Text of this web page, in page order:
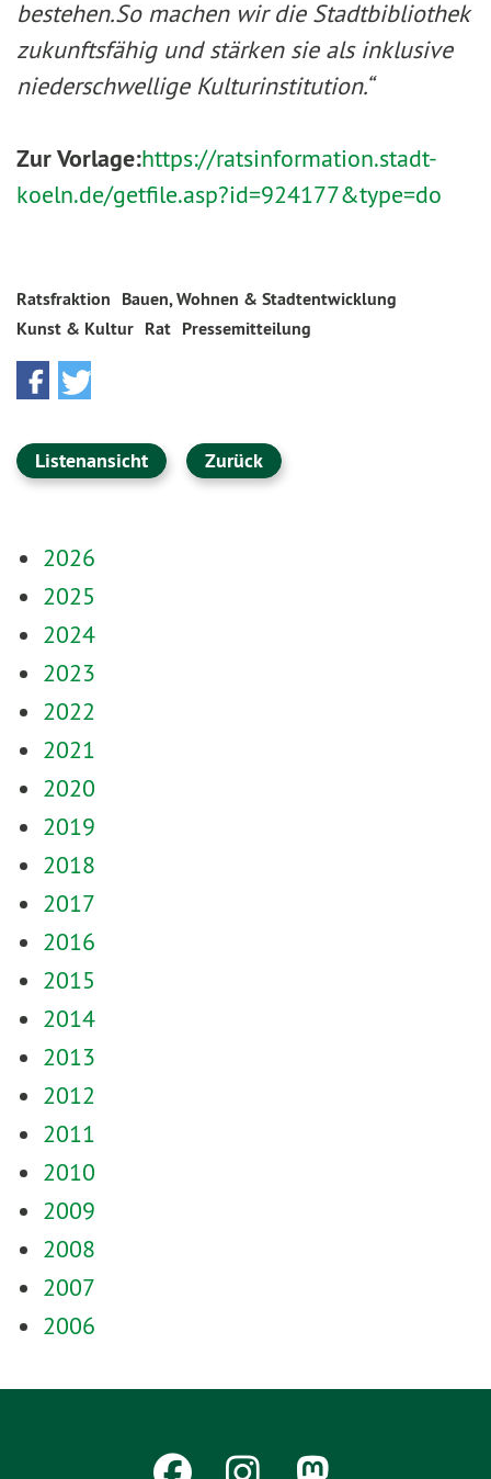
bestehen.So machen wir die Stadtbibliothek
zukunftsfähig und stärken sie als inklusive
niederschwellige Kulturinstitution.“
Zur Vorlage:https://ratsinformation.stadt-
koeln.de/getfile.asp?id=924177&type=do
Ratsfraktion Bauen, Wohnen & Stadtentwicklung
Kunst & Kultur Rat Pressemitteilung
Listenansicht Zurück
2026
2025
2024
2023
2022
2021
2020
2019
2018
2017
2016
2015
2014
2013
2012
2011
2010
2009
2008
2007
2006